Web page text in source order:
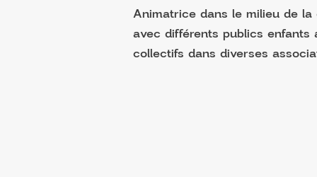
Animatrice dans le milieu de
avec différents publics
collectifs dans diverses